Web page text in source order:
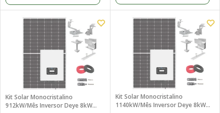
Kit Solar Monocristalino
912kW/mês Inversor Deye 8kW
Kit Solar Monocristalino
1140kW/mês Inversor Deye 8kW